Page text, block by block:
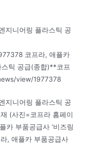
지니어링 플라스틱 공
코프라, 애플카
스틱 공급(종합)**코프
view/1977378
지니어링 플라스틱 공
(사진=코프라 홈페이
카 부품공급사 ‘비즈링
, 애플카 부품공급사